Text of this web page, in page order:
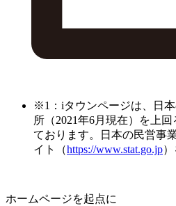
※1：iタウンページは、日
所（2021年6月現在）を上
ております。日本の民営事
イト（https://www.stat.go.jp
ホームページを起点に